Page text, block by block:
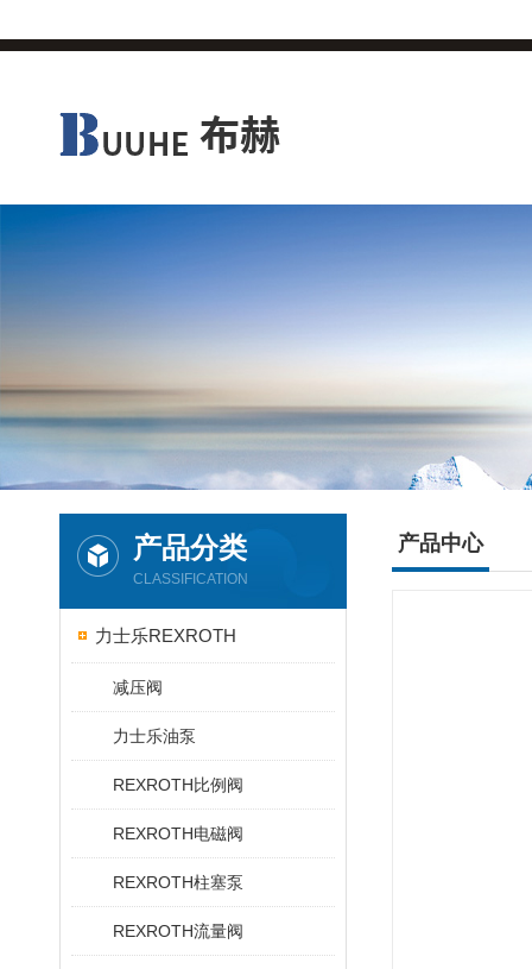
产品分类
CLASSIFICATION
力士乐REXROTH
减压阀
力士乐油泵
REXROTH比例阀
REXROTH电磁阀
REXROTH柱塞泵
REXROTH流量阀
产品中心